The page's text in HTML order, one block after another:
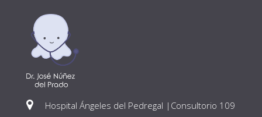
Hospital Ángeles del Pedregal |Consultorio 109